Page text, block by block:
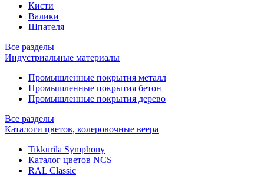
Кисти
Валики
Шпателя
Все разделы
Индустриальные материалы
Промышленные покрытия металл
Промышленные покрытия бетон
Промышленные покрытия дерево
Все разделы
Каталоги цветов, колеровочные веера
Tikkurila Symphony
Каталог цветов NCS
RAL Classic